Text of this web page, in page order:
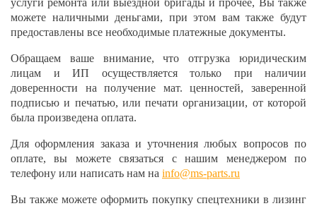
услуги ремонта или выездной бригады и прочее, Вы также
можете наличными деньгами, при этом вам также будут
предоставлены все необходимые платежные документы.
Обращаем ваше внимание, что отгрузка юридическим
лицам и ИП осуществляется только при наличии
доверенности на получение мат. ценностей, заверенной
подписью и печатью, или печати организации, от которой
была произведена оплата.
Для оформления заказа и уточнения любых вопросов по
оплате, вы можете связаться с нашим менеджером по
телефону или написать нам на info@ms-parts.ru
Вы также можете оформить покупку спецтехники в лизинг